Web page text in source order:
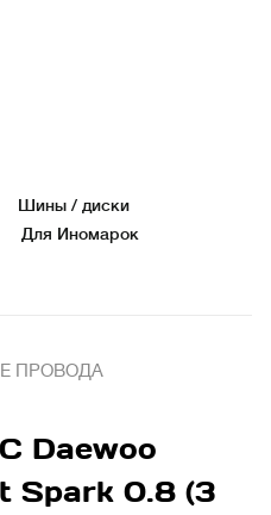
Шины / диски
Для Иномарок
ПРОВОДА
Daewoo
Spark 0.8 (3